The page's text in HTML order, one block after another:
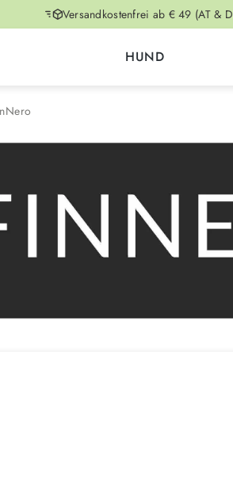
springenVersandkostenfrei ab € 49 (AT &
HUND